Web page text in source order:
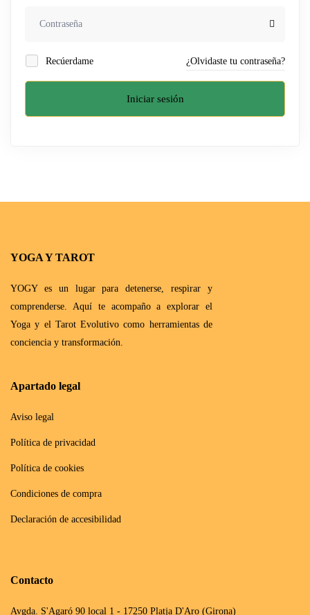
Recúerdame ¿Olvidaste tu contraseña?
Iniciar sesión
YOGA Y TAROT
YOGY es un lugar para detenerse, respirar y
comprenderse. Aquí te acompaño a explorar el
Yoga y el Tarot Evolutivo como herramientas de
conciencia y transformación.
Apartado legal
Aviso legal
Política de privacidad
Política de cookies
Condiciones de compra
Declaración de accesibilidad
Contacto
Avgda. S'Agaró 90 local 1 - 17250 Platja D'Aro (Girona)